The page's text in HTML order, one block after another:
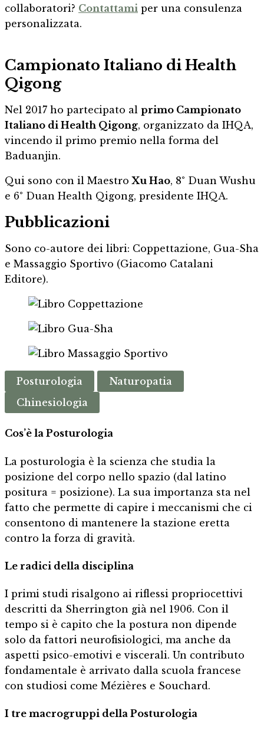
collaboratori? Contattami per una consulenza
personalizzata.
Campionato Italiano di Health
Qigong
Nel 2017 ho partecipato al primo Campionato
Italiano di Health Qigong, organizzato da IHQA,
vincendo il primo premio nella forma del
Baduanjin.
Qui sono con il MaestroXu Hao, 8° Duan Wushu
e 6° Duan Health Qigong, presidente IHQA.
Pubblicazioni
Sono co-autore dei libri: Coppettazione, Gua-Sha
e Massaggio Sportivo (Giacomo Catalani
Editore).
Posturologia
Naturopatia
Chinesiologia
Cos’è la Posturologia
La posturologia è la scienza che studia la
posizione del corpo nello spazio (dal latino
positura = posizione). La sua importanza sta nel
fatto che permette di capire i meccanismi che ci
consentono di mantenere la stazione eretta
contro la forza di gravità.
Le radici della disciplina
I primi studi risalgono ai riflessi propriocettivi
descritti da Sherrington già nel 1906. Con il
tempo si è capito che la postura non dipende
solo da fattori neurofisiologici, ma anche da
aspetti psico-emotivi e viscerali. Un contributo
fondamentale è arrivato dalla scuola francese
con studiosi come Mézières e Souchard.
I tre macrogruppi della Posturologia